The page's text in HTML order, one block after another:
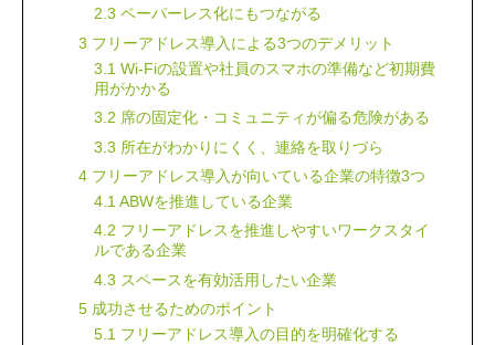
2.3 ペーパーレス化にもつながる
3 フリーアドレス導入による3つのデメリット
3.1 Wi-Fiの設置や社員のスマホの準備など初期費
用がかかる
3.2 席の固定化・コミュニティが偏る危険がある
3.3 所在がわかりにくく、連絡を取りづら
4 フリーアドレス導入が向いている企業の特徴3つ
4.1 ABWを推進している企業
4.2 フリーアドレスを推進しやすいワークスタイ
ルである企業
4.3 スペースを有効活用したい企業
5 成功させるためのポイント
5.1 フリーアドレス導入の目的を明確化する